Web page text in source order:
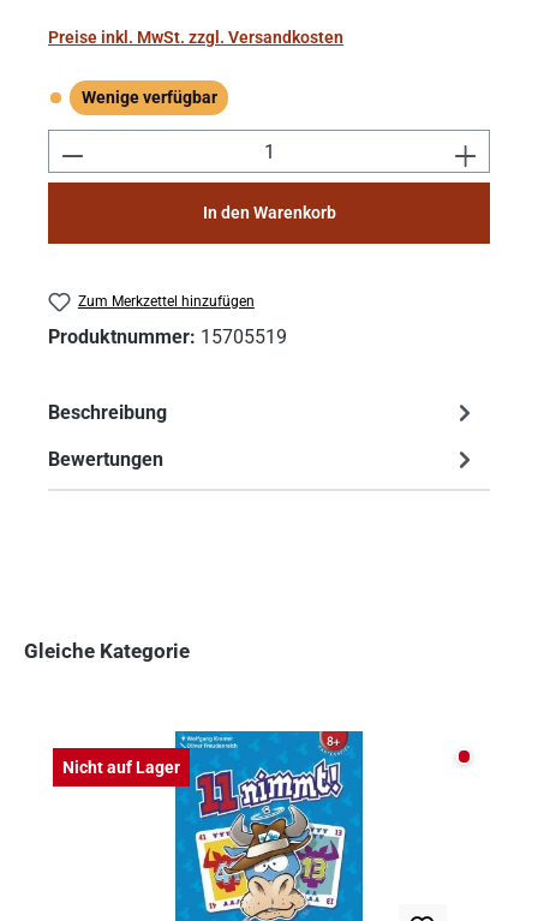
Preise inkl. MwSt. zzgl. Versandkosten
Wenige verfügbar
Wenige verfügbar
Produkt Anzahl: Gib den gewünschten
In den Warenkorb
Zum Merkzettel hinzufügen
Produktnummer: 15705519
Beschreibung
Bewertungen
Gleiche Kategorie
Nicht auf Lager Nicht